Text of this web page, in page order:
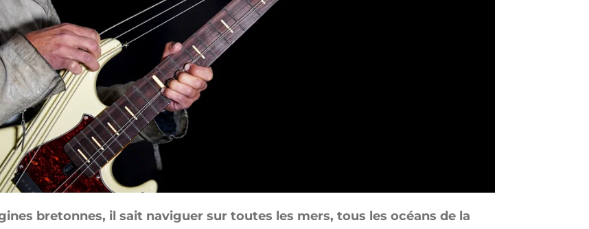
bretonnes, il sait naviguer sur toutes les mers, tous les océans de la